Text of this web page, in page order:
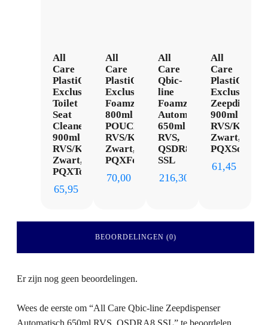
All
Care
PlastiQline
Exclusive
Toilet
Seat
Cleaner
900ml
RVS/Kunststof
Zwart,
PQXToilet9
65,95
All
Care
PlastiQline
Exclusive
Foamzeepdispenser
800ml
POUCH
RVS/Kunststof
Zwart,
PQXFoam9P
70,00
All
Care
Qbic-
line
Foamzeepdispenser
Automatisch
650ml
RVS,
QSDR8AF
SSL
216,30
All
Care
PlastiQline
Exclusive
900ml
RVS/
Zwart,
PQXSoap9
61,45
BEOORDELINGEN (0)
Er zijn nog geen beoordelingen.
Wees de eerste om “All Care Qbic-line Zeepdispenser
Automatisch 650ml RVS, QSDRA8 SSL” te beoordelen